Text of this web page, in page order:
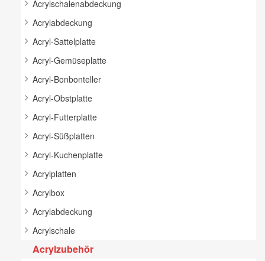
Acrylschalenabdeckung
Acrylabdeckung
Acryl-Sattelplatte
Acryl-Gemüseplatte
Acryl-Bonbonteller
Acryl-Obstplatte
Acryl-Futterplatte
Acryl-Süßplatten
Acryl-Kuchenplatte
Acrylplatten
Acrylbox
Acrylabdeckung
Acrylschale
Acrylzubehör